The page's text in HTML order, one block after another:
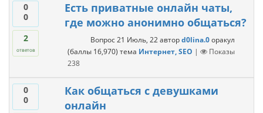
0
0
2
ответов
Есть приватные онлайн чаты,
где можно анонимно общаться?
Вопрос 21 Июль, 22 авторd0lina.0 оракул
(баллы 16,970) тема Интернет, SEO |
Показы
238
0
0
Как общаться с девушками
онлайн